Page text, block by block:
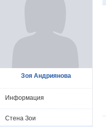
Зоя Андриянова
Информация
Стена Зои